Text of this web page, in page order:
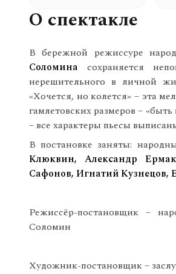
О спектакле
В бережной режиссуре
Соломина сохраняется
нерешительного в личной
«Хочется, но колется» – эта
гамлетовских размеров –
– все характеры пьесы
В постановке заняты:
Клюквин, Александр
Сафонов, Игнатий Кузнецов,
Режиссёр-постановщик –
Соломин
Художник-постановщик –